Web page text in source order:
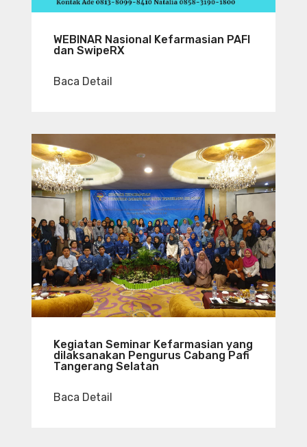
WEBINAR Nasional Kefarmasian PAFI
dan SwipeRX
Baca Detail
Kegiatan Seminar Kefarmasian yang
dilaksanakan Pengurus Cabang Pafi
Tangerang Selatan
Baca Detail